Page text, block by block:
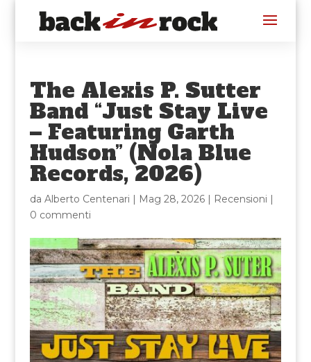
The Alexis P. Sutter
Band “Just Stay Live
– Featuring Garth
Hudson” (Nola Blue
Records, 2026)
da Alberto Centenari | Mag 28, 2026| Recensioni |
0 commenti